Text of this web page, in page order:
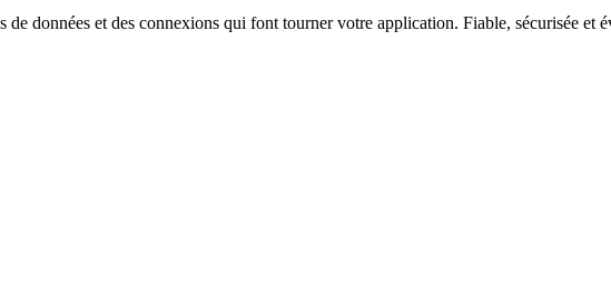
de données et des connexions qui font tourner votre application. Fiable, sécurisée et